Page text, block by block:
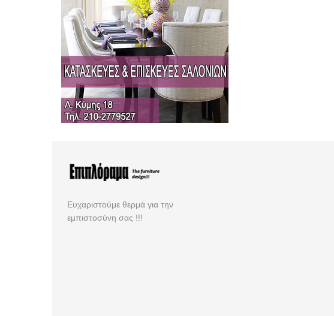
Ευχαριστούμε θερμά για την
εμπιστοσύνη σας !!!